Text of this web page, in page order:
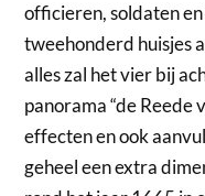
officieren, soldaten
tweehonderd huisjes
alles zal het vier bij
panorama “de Reede
effecten en ook
geheel een extra